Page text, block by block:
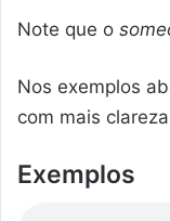
Note que o
Nos exemplos
com mais
Exemplos